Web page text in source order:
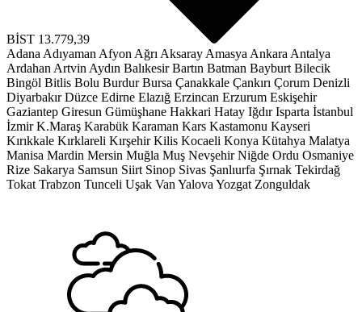
BİST 13.779,39
Adana Adıyaman Afyon Ağrı Aksaray Amasya Ankara Antalya
Ardahan Artvin Aydın Balıkesir Bartın Batman Bayburt Bilecik
Bingöl Bitlis Bolu Burdur Bursa Çanakkale Çankırı Çorum Denizli
Diyarbakır Düzce Edirne Elazığ Erzincan Erzurum Eskişehir
Gaziantep Giresun Gümüşhane Hakkari Hatay Iğdır Isparta İstanbul
İzmir K.Maraş Karabük Karaman Kars Kastamonu Kayseri
Kırıkkale Kırklareli Kırşehir Kilis Kocaeli Konya Kütahya Malatya
Manisa Mardin Mersin Muğla Muş Nevşehir Niğde Ordu Osmaniye
Rize Sakarya Samsun Siirt Sinop Sivas Şanlıurfa Şırnak Tekirdağ
Tokat Trabzon Tunceli Uşak Van Yalova Yozgat Zonguldak